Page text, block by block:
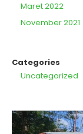
Maret 2022
November 2021
Categories
Uncategorized